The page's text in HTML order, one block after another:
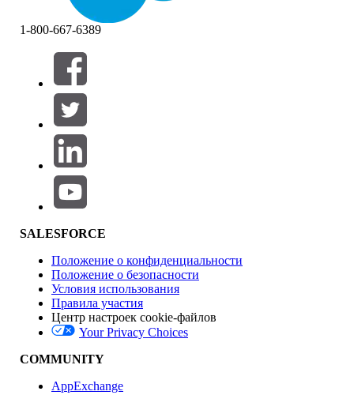
Фильтры (0)
ВЫБРАТЬ ФИЛЬТРЫ
Область продуктов
Влияние на функции
Версия
1-800-667-6389
SALESFORCE
Положение о конфиденциальности
Положение о безопасности
Условия использования
Правила участия
Центр настроек cookie-файлов
Your Privacy Choices
COMMUNITY
AppExchange